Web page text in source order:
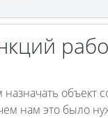
объект
нам это было